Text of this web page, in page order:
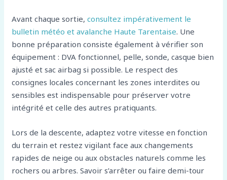
Avant chaque sortie,consultez impérativement le
bulletin météo et avalanche Haute Tarentaise. Une
bonne préparation consiste également à vérifier son
équipement : DVA fonctionnel, pelle, sonde, casque bien
ajusté et sac airbag si possible. Le respect des
consignes locales concernant les zones interdites ou
sensibles est indispensable pour préserver votre
intégrité et celle des autres pratiquants.
Lors de la descente, adaptez votre vitesse en fonction
du terrain et restez vigilant face aux changements
rapides de neige ou aux obstacles naturels comme les
rochers ou arbres. Savoir s’arrêter ou faire demi-tour